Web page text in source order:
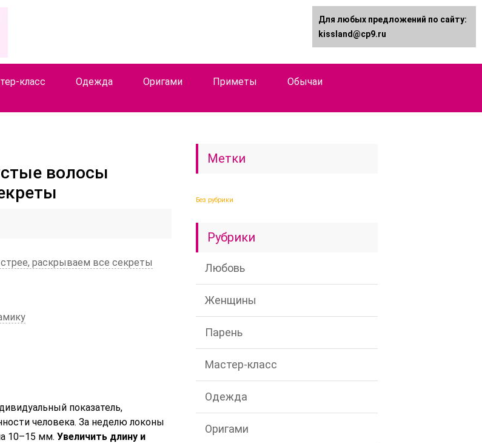
класс Одежда Оригами Приметы
Обычаи
волосы
раскрываем все секреты
показатель,
человека. За неделю локоны
10–15 мм. Увеличить длину и
Метки
Без рубрики
Рубрики
Любовь
Женщины
Парень
Мастер-класс
Одежда
Оригами
Для любых предложений по сайту:
kissland@cp9.ru